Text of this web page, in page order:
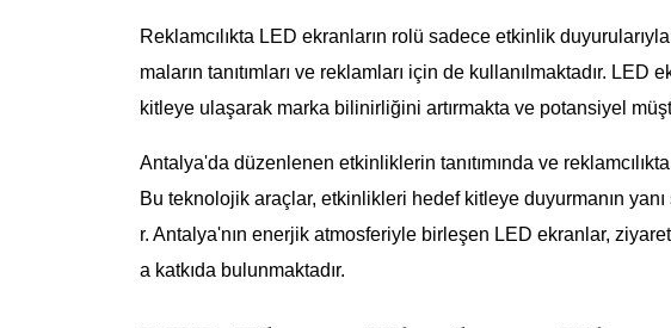
Reklamcılıkta LED ekranların rolü sadece etkinlik
maların tanıtımları ve reklamları için de kullanılmaktadır.
kitleye ulaşarak marka bilinirliğini artırmakta ve potansiyel
Antalya'da düzenlenen etkinliklerin tanıtımında ve
Bu teknolojik araçlar, etkinlikleri hedef kitleye duyurmanın yanı
r. Antalya'nın enerjik atmosferiyle birleşen LED ekranlar,
a katkıda bulunmaktadır.